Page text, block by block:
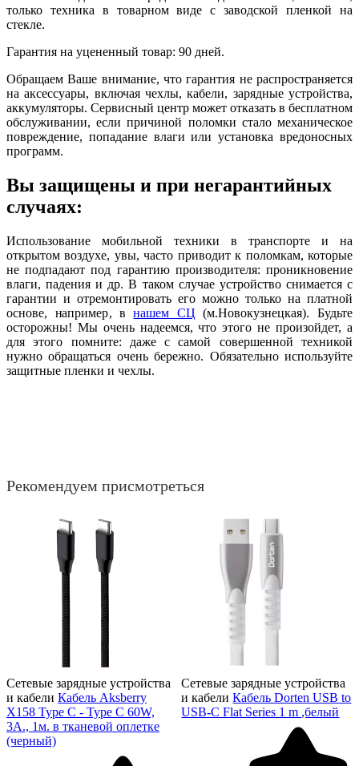
только техника в товарном виде с заводской пленкой на
стекле.
Гарантия на уцененный товар: 90 дней.
Обращаем Ваше внимание, что гарантия не распространяется
на аксессуары, включая чехлы, кабели, зарядные устройства,
аккумуляторы. Сервисный центр может отказать в бесплатном
обслуживании, если причиной поломки стало механическое
повреждение, попадание влаги или установка вредоносных
программ.
Вы защищены и при негарантийных
случаях:
Использование мобильной техники в транспорте и на
открытом воздухе, увы, часто приводит к поломкам, которые
не подпадают под гарантию производителя: проникновение
влаги, падения и др. В таком случае устройство снимается с
гарантии и отремонтировать его можно только на платной
основе, например, внашем СЦ (м.Новокузнецкая). Будьте
осторожны! Мы очень надеемся, что этого не произойдет, а
для этого помните: даже с самой совершенной техникой
нужно обращаться очень бережно. Обязательно используйте
защитные пленки и чехлы.
Рекомендуем присмотреться
Сетевые зарядные устройства
и кабели Кабель Aksberry
X158 Type C - Type C 60W,
3A., 1м. в тканевой оплетке
(черный)
Сетевые зарядные устройства
и кабели Кабель Dorten USB to
USB-C Flat Series 1 m ,белый